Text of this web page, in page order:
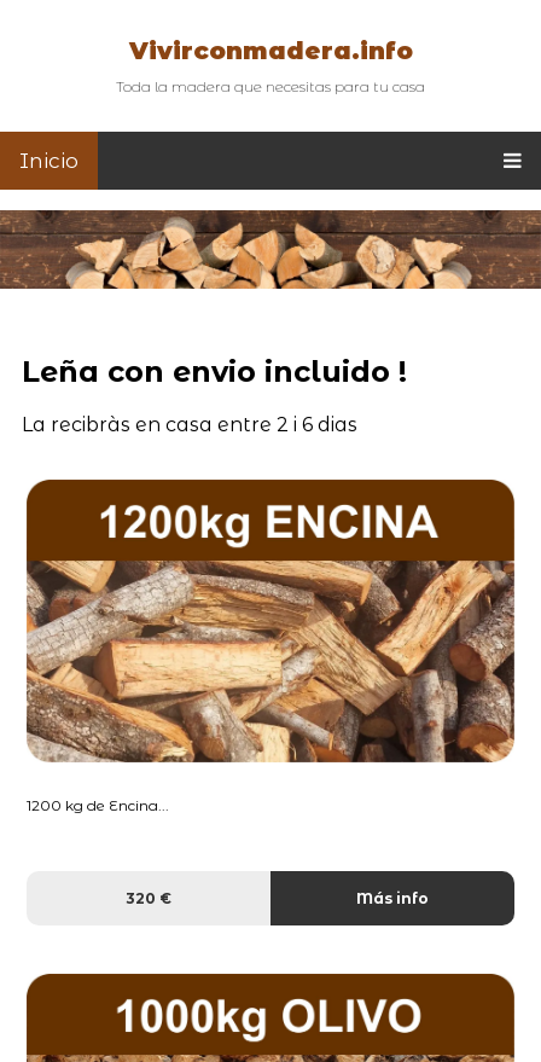
Vivirconmadera.info
Toda la madera que necesitas para tu casa
Inicio
Leña con envio incluido !
La recibràs en casa entre 2 i 6 dias
1200 kg de Encina...
320 € Más info